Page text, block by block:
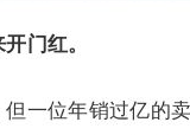
门红。
一位年销过亿的